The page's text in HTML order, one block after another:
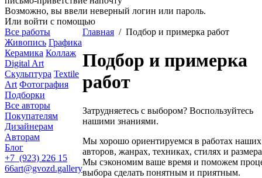
Возможно, вы ввели неверный логин или пароль.
Или войти с помощью
Все работы
Живопись Графика
Керамика Коллаж
Digital Art
Скульптура Textile
Art Фотография
Подборки
Все авторы
Покупателям
Дизайнерам
Авторам
Блог
+7 (923) 226 15
66art@gvozd.gallery
Главная / Подбор и примерка работ
Подбор и примерка
работ
Затрудняетесь с выбором? Воспользуйтесь
нашими знаниями.
Мы хорошо ориентируемся в работах наших
авторов, жанрах, техниках, стилях и
Мы сэкономим ваше время и поможем
выбора сделать понятным и приятным.